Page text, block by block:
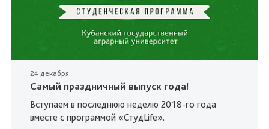
24 декабря
Самый праздничный выпуск года!
Вступаем в последнюю неделю 2018-го года
вместе с программой «СтудLife».